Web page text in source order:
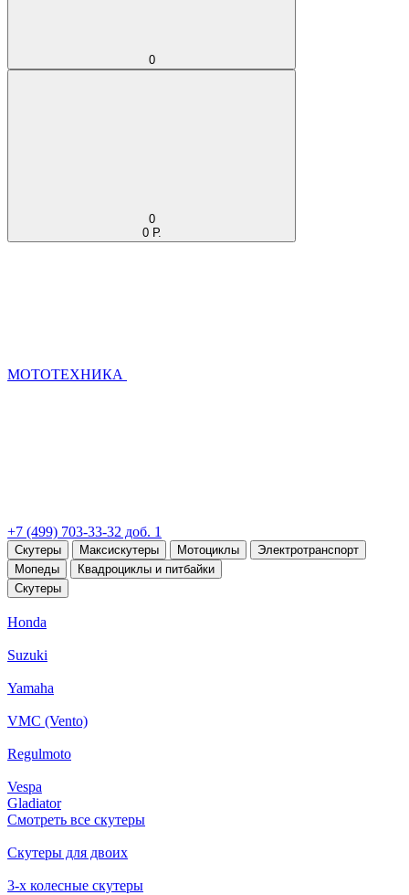
0
0
0 Р.
МОТОТЕХНИКА
+7 (499) 703-33-32 доб. 1
Скутеры Максискутеры Мотоциклы
Электротранспорт
Мопеды
Квадроциклы и питбайки
Скутеры
Honda
Suzuki
Yamaha
VMC (Vento)
Regulmoto
Vespa
Gladiator
Смотреть все скутеры
Скутеры для двоих
3-х колесные скутеры